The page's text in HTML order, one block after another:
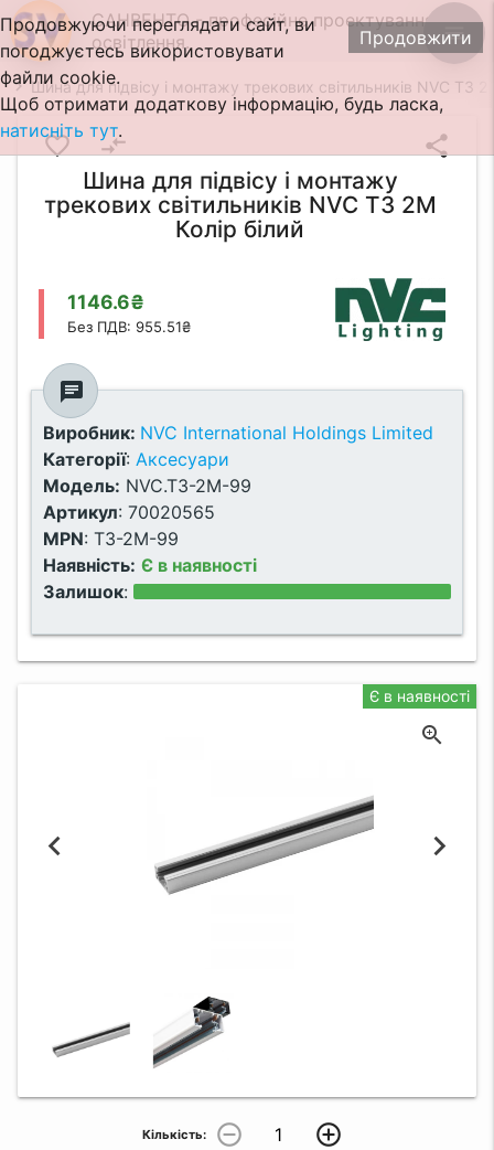
САНВЕНТО - професійне проектування
освітлення.
menu
Шина для підвісу і монтажу трекових світильників NVC T3
favorite_border compare_arrows share
Шина для підвісу і монтажу
трекових світильників NVC T3 2M
Колір білий
1146.6₴
Без ПДВ: 955.51₴
chat
Виробник: NVC International Holdings Limited
Категорії:Аксесуари
Модель: NVC.T3-2M-99
Артикул:70020565
MPN:T3-2M-99
Наявність: Є в наявності
Залишок:
Є в наявності
Кількість: remove_circle_outline add_circle_outline
Продовжити
Продовжуючи переглядати сайт, ви
погоджуєтесь використовувати
файли cookie.
Щоб отримати додаткову інформацію, будь ласка,
натисніть тут.